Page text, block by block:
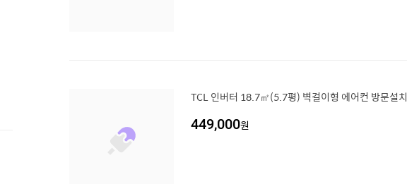
TCL 인버터 18.7㎡(5.7평) 벽걸이형 에어컨 방문설치
449,000원